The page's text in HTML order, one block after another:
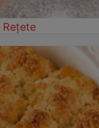
Rețete